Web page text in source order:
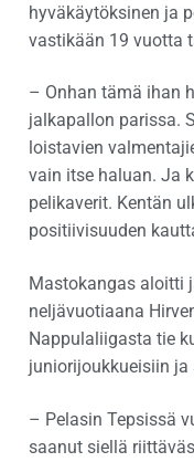
hyväkäytöksinen ja
vastikään 19 vuotta
– Onhan tämä ihan
jalkapallon parissa.
loistavien
vain itse haluan. Ja
pelikaverit. Kentän
positiivisuuden
Mastokangas aloitti
neljävuotiaana
Nappulaliigasta tie
juniorijoukkueisiin ja
– Pelasin Tepsissä
saanut siellä